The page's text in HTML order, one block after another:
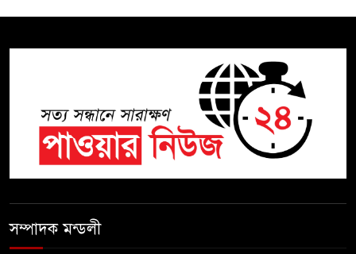
সিলেটে চিকিৎসকের কিশোর ছেলের
ঝুলন্ত মরদেহ উদ্ধার
শতাব্দী রায়ের বাড়িতে বিদ্রোহীদের
বৈঠক, পশ্চিমবঙ্গে তৃনমূলে ভাঙনের
ইঙ্গিত !
বিএনপি নেতার ওপর হামলার
সম্পাদক মন্ডলী